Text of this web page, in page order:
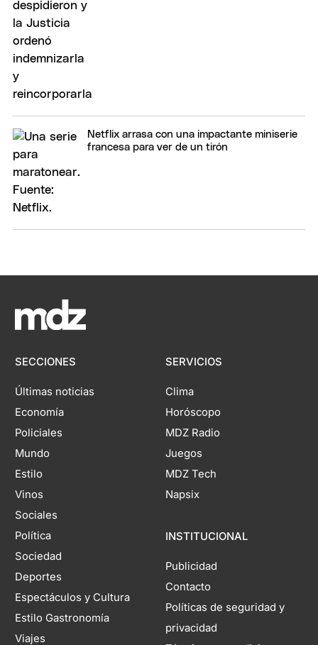
Netflix arrasa con una impactante miniserie
francesa para ver de un tirón
SECCIONES
Últimas noticias
Economía
Policiales
Mundo
Estilo
Vinos
Sociales
Política
Sociedad
Deportes
Espectáculos y Cultura
Estilo Gastronomía
Viajes
SERVICIOS
Clima
Horóscopo
MDZ Radio
Juegos
MDZ Tech
Napsix
INSTITUCIONAL
Publicidad
Contacto
Políticas de seguridad y
privacidad